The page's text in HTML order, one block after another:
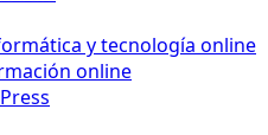
y tecnología online
online